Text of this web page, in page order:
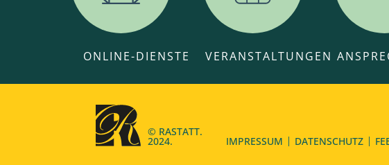
ONLINE-DIENSTE VERANSTALTUNGEN
© RASTATT.
2024. IMPRESSUM DATENSCHUTZ